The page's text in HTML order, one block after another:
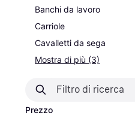
Banchi da lavoro
Carriole
Cavalletti da sega
Mostra di più (3)
Prezzo